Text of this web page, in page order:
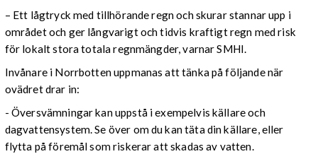
– Ett lågtryck med tillhörande regn och skurar stannar upp i
området och ger långvarigt och tidvis kraftigt regn med risk
för lokalt stora totala regnmängder, varnar SMHI.
Invånare i Norrbotten uppmanas att tänka på följande när
ovädret drar in:
- Översvämningar kan uppstå i exempelvis källare och
dagvattensystem. Se över om du kan täta din källare, eller
flytta på föremål som riskerar att skadas av vatten.